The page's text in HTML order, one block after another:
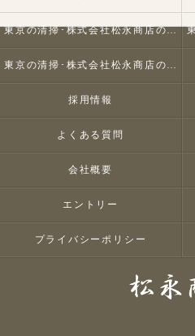
東京の清掃･株式会社松永商店の口コミ情報
東京の清掃･株式会社松永商店のお客様の声
採用情報
よくある質問
会社概要
エントリー
プライバシーポリシー